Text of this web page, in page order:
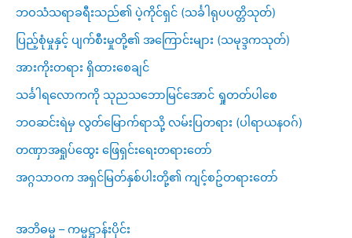
ဘဝသံသရာခရီးသည်၏ ပဲ့ကိုင်ရှင် (သင်္ခါရုပပတ္တိသုတ်)
ပြည့်စုံမှုနှင့် ပျက်စီးမှုတို့၏ အကြောင်းများ (သမုဒ္ဒကသုတ်)
အားကိုးတရား ရှိထားစေချင်
သင်္ခါရလောကကို သုညသဘောမြင်အောင် ရှုတတ်ပါစေ
ဘဝဆင်းရဲမှ လွတ်မြောက်ရာသို့ လမ်းပြတရား (ပါရာယနဝဂ်)
တဏှာအရှုပ်ထွေး ဖြေရှင်းရေးတရားတော်
အဂ္ဂသာဝက အရှင်မြတ်နှစ်ပါးတို့၏ ကျင့်စဥ်တရားတော်
အဘိဓမ္မ – ကမ္မဋ္ဌာန်းပိုင်း